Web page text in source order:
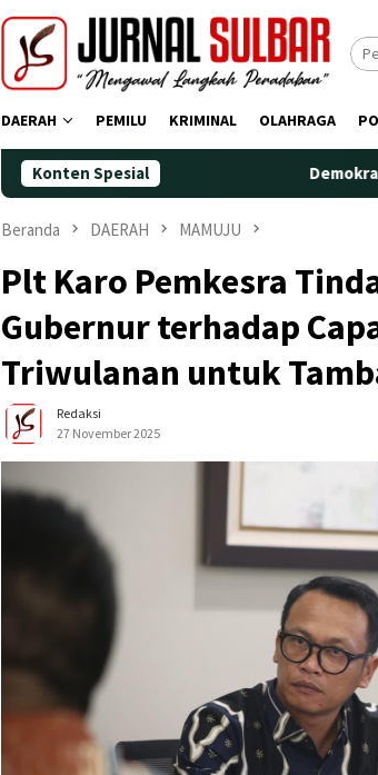
DAERAH PEMILU KRIMINAL OLAHRAGA
Konten Spesial Demokrat Polman
Beranda DAERAH MAMUJU
Plt Karo Pemkesra
Gubernur terhadap
Triwulanan untuk
Redaksi
27 November 2025